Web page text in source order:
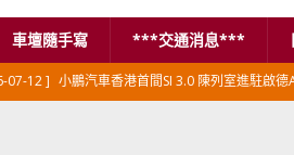
車壇隨手寫 ***交通消息***
07-12 ] 小鵬汽車香港首間SI 3.0 陳列室進駐啟德